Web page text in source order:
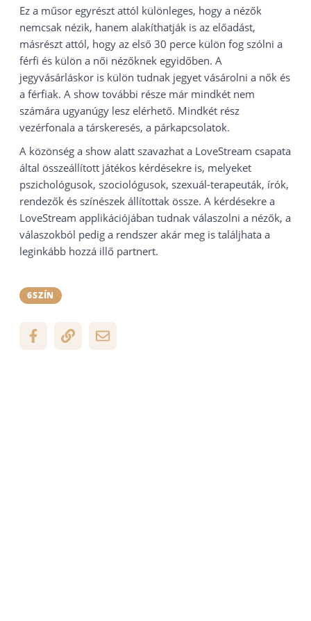
Ez a műsor egyrészt attól különleges, hogy a nézők
nemcsak nézik, hanem alakíthatják is az előadást,
másrészt attól, hogy az első 30 perce külön fog szólni a
férfi és külön a női nézőknek egyidőben. A
jegyvásárláskor is külön tudnak jegyet vásárolni a nők és
a férfiak. A show további része már mindkét nem
számára ugyanúgy lesz elérhető. Mindkét rész
vezérfonala a társkeresés, a párkapcsolatok.
A közönség a show alatt szavazhat a LoveStream csapata
által összeállított játékos kérdésekre is, melyeket
pszichológusok, szociológusok, szexuál-terapeuták, írók,
rendezők és színészek állítottak össze. A kérdésekre a
LoveStream applikációjában tudnak válaszolni a nézők, a
válaszokból pedig a rendszer akár meg is találjhata a
leginkább hozzá illő partnert.
6SZÍN